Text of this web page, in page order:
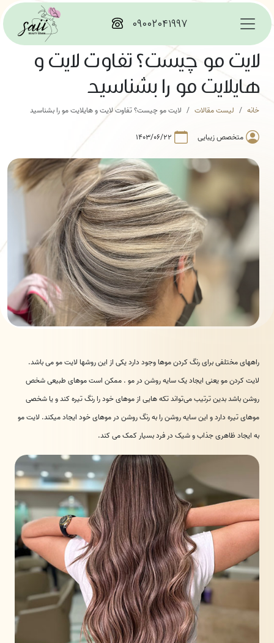
۰۹۰۰۲۰۴۱۹۹۷
لایت مو چیست؟ تفاوت لایت و
هایلایت مو را بشناسید
خانه لیست مقالات لایت مو چیست؟ تفاوت لایت و هایلایت مو را بشناسید
متخصص زیبایی ۱۴۰۳/۰۶/۲۲
راههای مختلفی برای رنگ کردن موها وجود دارد یکی از این روشها لایت مو می باشد.
لایت کردن مو یعنی ایجاد یک سایه روشن در مو . ممکن است موهای طبیعی شخص
روشن باشد بدین ترتیب می‌تواند تکه هایی از موهای خود را رنگ تیره کند و یا شخصی
موهای تیره دارد و این سایه روشن را به رنگ روشن در موهای خود ایجاد میکند. لایت مو
به ایجاد ظاهری جذاب و شیک در فرد بسیار کمک می کند.